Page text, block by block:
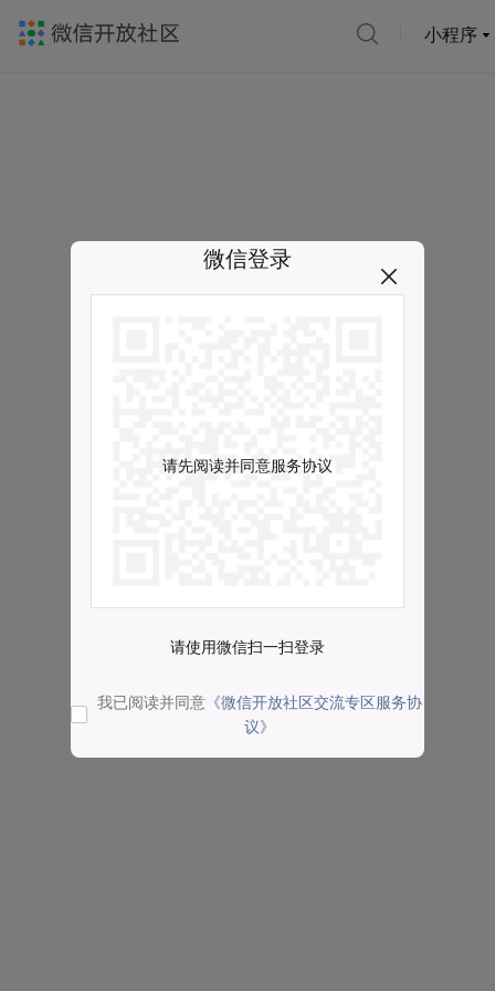
小程序
微信登录
请先阅读并同意服务协议
请使用微信扫一扫登录
我已阅读并同意 《微信开放社区交流专区服务协
议》